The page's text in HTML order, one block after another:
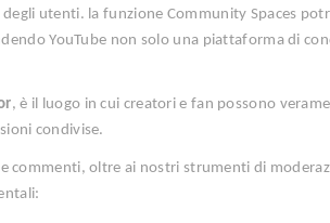
utenti. la funzione Community Spaces
YouTube non solo una piattaforma di
, è il luogo in cui creatori e fan possono
condivise.
commenti, oltre ai nostri strumenti di